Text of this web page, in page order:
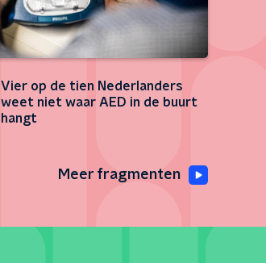
Vier op de tien Nederlanders
weet niet waar AED in de buurt
hangt
Meer fragmenten